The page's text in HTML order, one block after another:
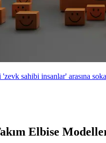
sahibi insanlar' arasına
Elbise